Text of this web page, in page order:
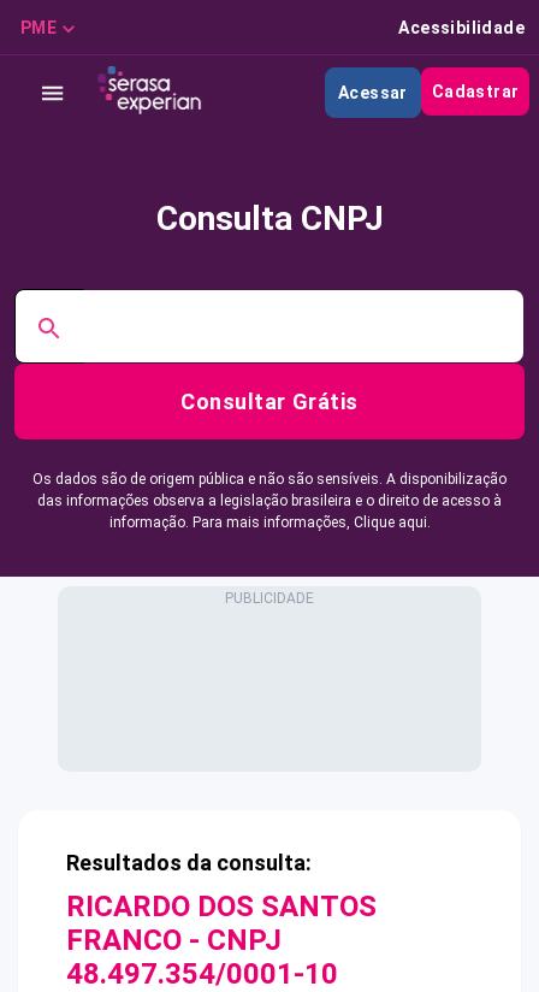
PME Acessibilidade
Acessar Cadastrar
Consulta CNPJ
Consultar Grátis
Os dados são de origem pública e não são sensíveis. A disponibilização
das informações observa a legislação brasileira e o direito de acesso à
informação. Para mais informações, Clique aqui.
Resultados da consulta:
RICARDO DOS SANTOS
FRANCO - CNPJ
48.497.354/0001-10